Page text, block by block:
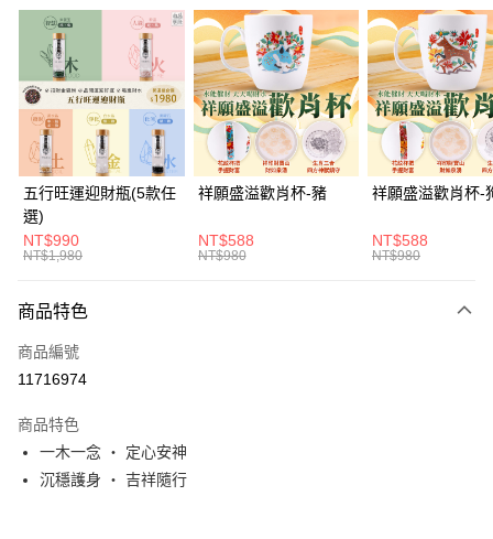
LINE Pay
Apple Pay
街口支付
悠遊付
Google Pay
全支付
ATM付款
貨到付款
運送方式
每筆NT$120，滿NT$1,500(含以上)免運費
付款後萊爾富取貨(訂單門檻$4000以下)
五行旺運迎財瓶(5款任
選)
NT$990
NT$1,980
祥願盛溢歡肖杯-豬
NT$588
NT$980
祥願盛溢歡肖杯-
NT$588
NT$980
商品特色
商品編號
11716974
商品特色
一木一念 ・ 定心安神
沉穩護身 ・ 吉祥隨行